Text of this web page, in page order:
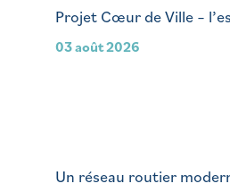
Projet Cœur de Ville –
03 août 2026
Un réseau routier